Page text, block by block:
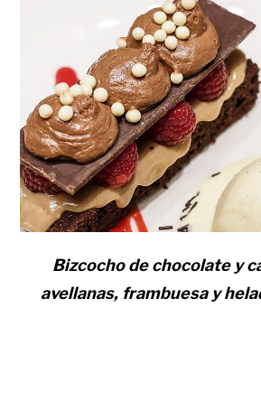
Bizcocho de chocolate y
avellanas, frambuesa y